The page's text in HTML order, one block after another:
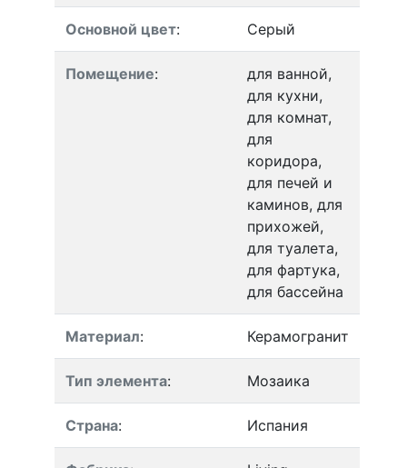
Основной цвет: Серый
Помещение:
для ванной,
для кухни,
для комнат,
для
коридора,
для печей и
каминов, для
прихожей,
для туалета,
для фартука,
для бассейна
Материал: Керамогранит
Тип элемента: Мозаика
Страна: Испания